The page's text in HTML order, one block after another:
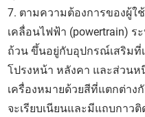
7. ตามความต้องการของผู้ใ
เคลื่อนไฟฟ้า (powertrain)
ถ้วน ขึ้นอยู่กับอุปกรณ์เสริมที่
โปรงหน้า หลังคา และส่วนห
เครื่องหมายด้วยสีที่แตกต่า
จะเรียบเนียนและมีแถบกาว